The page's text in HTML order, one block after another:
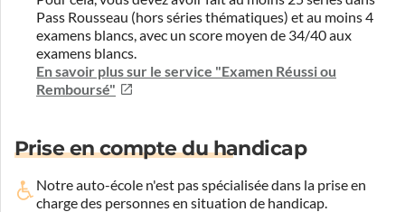
Pass Rousseau (hors séries thématiques) et au moins 4
examens blancs, avec un score moyen de 34/40 aux
examens blancs.
En savoir plus sur le service "Examen Réussi ou
Remboursé"
Prise en compte du handicap
Notre auto-école n'est pas spécialisée dans la prise en
charge des personnes en situation de handicap.